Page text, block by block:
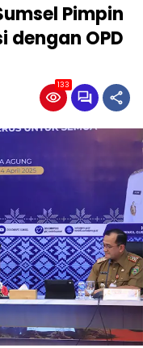
Pimpin
dengan OPD
133